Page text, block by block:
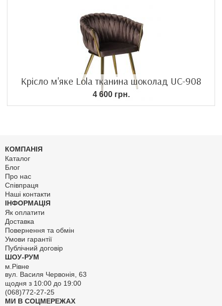
Крісло м'яке Lola тканина шоколад UC-908
4 600 грн.
КОМПАНІЯ
Каталог
Блог
Про нас
Співпраця
Наші контакти
ІНФОРМАЦІЯ
Як оплатити
Доставка
Повернення та обмін
Умови гарантії
Публічний договір
ШОУ-РУМ
м.Рівне
вул. Василя Червонія, 63
щодня з 10:00 до 19:00
(068)772-27-25
МИ В СОЦМЕРЕЖАХ